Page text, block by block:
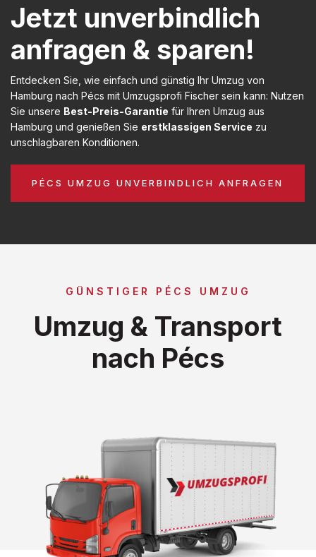
Jetzt unverbindlich
anfragen & sparen!
Entdecken Sie, wie einfach und günstig Ihr Umzug von
Hamburg nach Pécs mit Umzugsprofi Fischer sein kann: Nutzen
Sie unsere Best-Preis-Garantie für Ihren Umzug aus
Hamburg und genießen Sie erstklassigen Service zu
unschlagbaren Konditionen.
PÉCS UMZUG UNVERBINDLICH ANFRAGEN
GÜNSTIGER PÉCS UMZUG
Umzug & Transport
nach Pécs